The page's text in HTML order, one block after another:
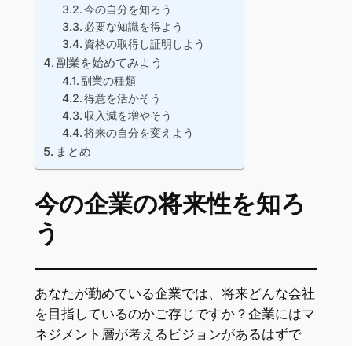
今の自分を知ろう
必要な知識を得よう
資格の取得し証明しよう
副業を始めてみよう
副業の種類
得意を活かそう
収入減を増やそう
将来の自分を変えよう
まとめ
今の企業の将来性を知ろ
う
あなたが勤めている企業では、将来どんな会社
を目指しているのかご存じですか？企業にはマ
ネジメント層が考えるビジョンがあるはずで